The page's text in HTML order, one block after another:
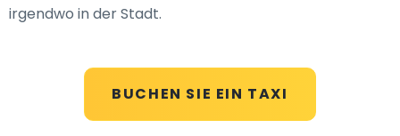
BUCHEN SIE EIN TAXI
irgendwo in der Stadt.